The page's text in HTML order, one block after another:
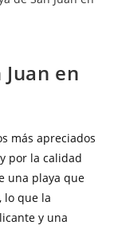
en
más apreciados
por la calidad
una playa que
lo que la
y una